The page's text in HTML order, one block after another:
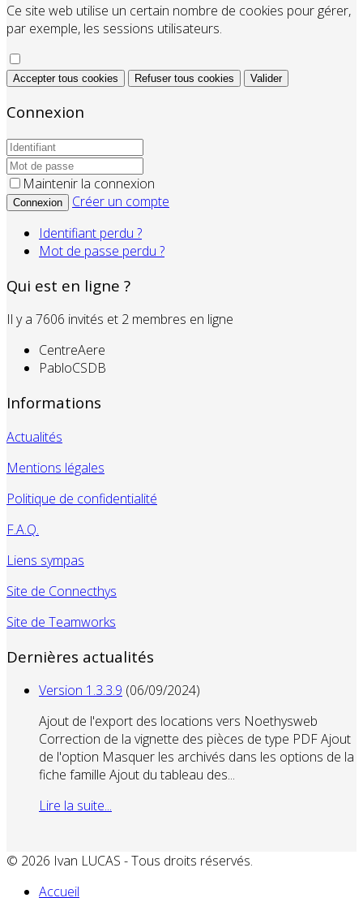
Ce site web utilise un certain nombre de cookies pour gérer,
par exemple, les sessions utilisateurs.
Accepter tous cookies Refuser tous cookies Valider
Connexion
Maintenir la connexion
Connexion
Créer un compte
Identifiant perdu ?
Mot de passe perdu ?
Qui est en ligne ?
Il y a 7606 invités et 2 membres en ligne
CentreAere
PabloCSDB
Informations
Actualités
Mentions légales
Politique de confidentialité
F.A.Q.
Liens sympas
Site de Connecthys
Site de Teamworks
Dernières actualités
Version 1.3.3.9 (06/09/2024)
Ajout de l'export des locations vers Noethysweb
Correction de la vignette des pièces de type PDF Ajout
de l'option Masquer les archivés dans les options de la
fiche famille Ajout du tableau des...
Lire la suite...
© 2026 Ivan LUCAS - Tous droits réservés.
Accueil